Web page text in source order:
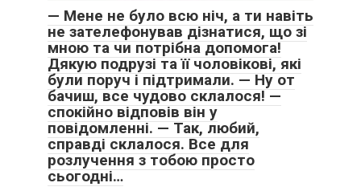
— Мене не було всю ніч, а ти навіть
не зателефонував дізнатися, що зі
мною та чи потрібна допомога!
Дякую подрузі та її чоловікові, які
були поруч і підтримали. — Ну от
бачиш, все чудово склалося! —
спокійно відповів він у
повідомленні. — Так, любий,
справді склалося. Все для
розлучення з тобою просто
сьогодні…